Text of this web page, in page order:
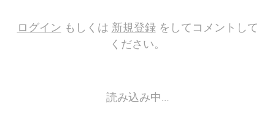
ログイン もしくは 新規登録をしてコメントして
ください。
読み込み中…